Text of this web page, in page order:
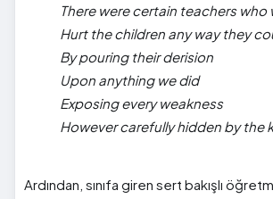
There were certain teachers who
Hurt the children any way they
By pouring their derision
Upon anything we did
Exposing every weakness
However carefully hidden by the
Ardından, sınıfa giren sert bakışlı